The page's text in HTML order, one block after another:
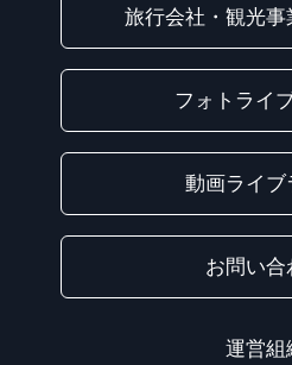
旅行会社・観光
フォトライ
動画ライブ
お問い合
運営組